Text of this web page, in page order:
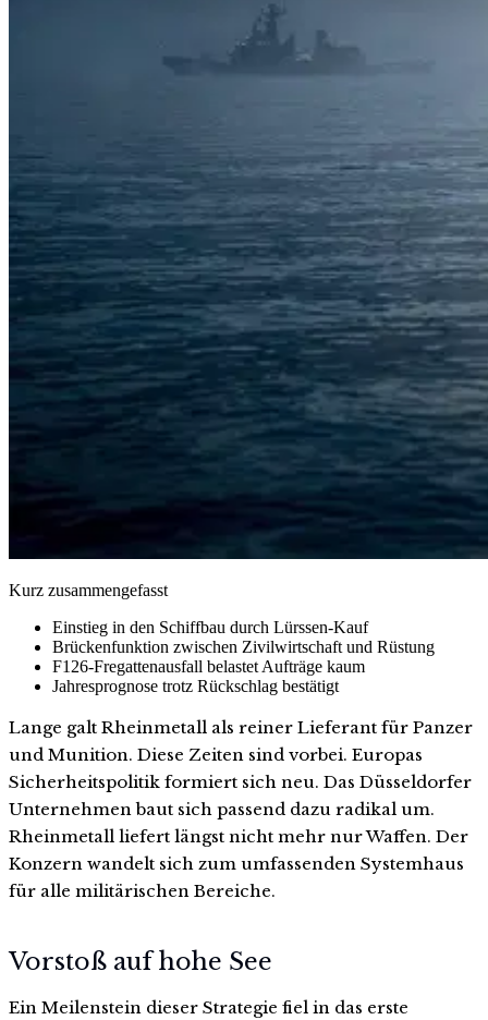
Kurz zusammengefasst
Einstieg in den Schiffbau durch Lürssen-Kauf
Brückenfunktion zwischen Zivilwirtschaft und Rüstung
F126-Fregattenausfall belastet Aufträge kaum
Jahresprognose trotz Rückschlag bestätigt
Lange galt Rheinmetall als reiner Lieferant für Panzer
und Munition. Diese Zeiten sind vorbei. Europas
Sicherheitspolitik formiert sich neu. Das Düsseldorfer
Unternehmen baut sich passend dazu radikal um.
Rheinmetall liefert längst nicht mehr nur Waffen. Der
Konzern wandelt sich zum umfassenden Systemhaus
für alle militärischen Bereiche.
Vorstoß auf hohe See
Ein Meilenstein dieser Strategie fiel in das erste